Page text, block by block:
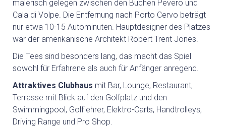
SELBSTFAHRER
MOTORRADTOUREN
GEFÜHRTE MOTORRADTOUREN
GOLF
GOLFPLÄTZE
malerisch gelegen zwischen den Buchen Pevero und
Cala di Volpe. Die Entfernung nach Porto Cervo beträgt
nur etwa 10-15 Autominuten. Hauptdesigner des Platzes
war der amerikanische Architekt Robert Trent Jones.
Die Tees sind besonders lang, das macht das Spiel
sowohl für Erfahrene als auch für Anfänger anregend.
Attraktives Clubhaus mit Bar, Lounge, Restaurant,
Terrasse mit Blick auf den Golfplatz und den
Swimmingpool, Golflehrer, Elektro-Carts, Handtrolleys,
Driving Range und Pro Shop.